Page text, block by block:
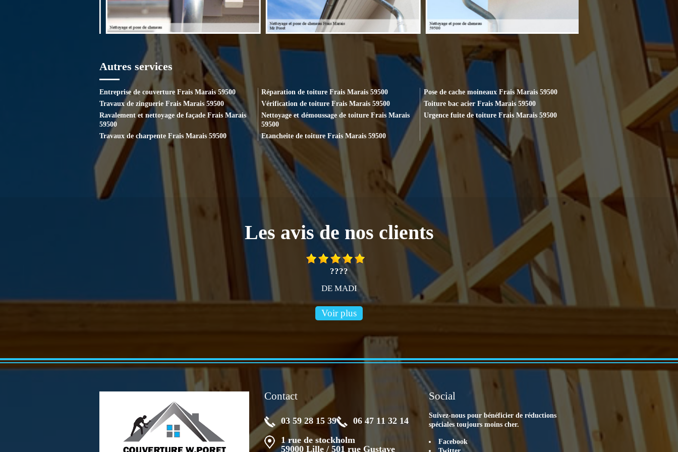
Autres services
Entreprise de couverture Frais Marais 59500
Travaux de zinguerie Frais Marais 59500
Ravalement et nettoyage de façade Frais Marais
59500
Travaux de charpente Frais Marais 59500
Réparation de toiture Frais Marais 59500
Vérification de toiture Frais Marais 59500
Nettoyage et démoussage de toiture Frais Marais
59500
Etancheite de toiture Frais Marais 59500
Pose de cache moineaux Frais Marais 59500
Toiture bac acier Frais Marais 59500
Urgence fuite de toiture Frais Marais 59500
Les avis de nos clients
????
DE MADI
Voir plus
Contact
03 59 28 15 39
06 47 11 32 14
1 rue de stockholm
59000 Lille / 501 rue Gustave
Social
Suivez-nous pour bénéficier de réductions
spéciales toujours moins cher.
Facebook